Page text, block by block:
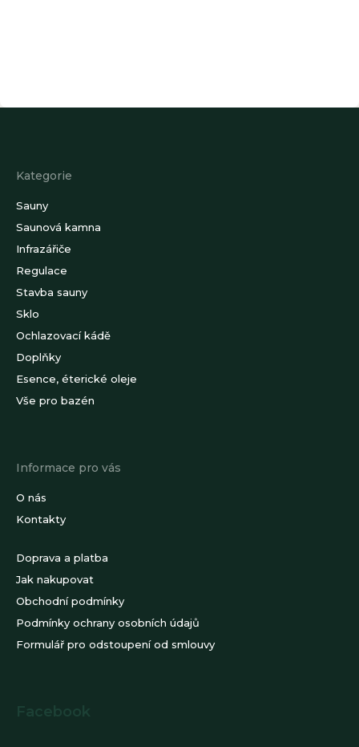
Kategorie
Sauny
Saunová kamna
Infrazářiče
Regulace
Stavba sauny
Sklo
Ochlazovací kádě
Doplňky
Esence, éterické oleje
Vše pro bazén
Informace pro vás
O nás
Kontakty
Doprava a platba
Jak nakupovat
Obchodní podmínky
Podmínky ochrany osobních údajů
Formulář pro odstoupení od smlouvy
Facebook